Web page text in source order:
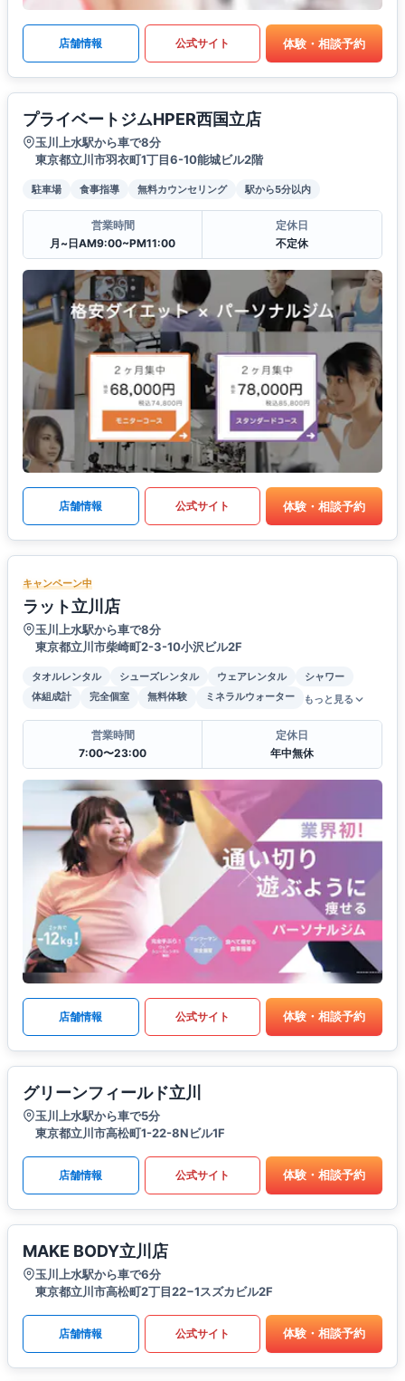
店舗情報 公式サイト 体験・相談予約
プライベートジムHPER西国立店
玉川上水駅から車で8分
東京都立川市羽衣町1丁目6-10能城ビル2階
駐車場 食事指導 無料カウンセリング 駅から5分以内
営業時間
月~日AM9:00~PM11:00
定休日
不定休
店舗情報 公式サイト 体験・相談予約
キャンペーン中
ラット立川店
玉川上水駅から車で8分
東京都立川市柴崎町2-3-10小沢ビル2F
タオルレンタル シューズレンタル ウェアレンタル
シャワー
体組成計
完全個室 無料体験 ミネラルウォーター もっと見る
営業時間
7:00〜23:00
定休日
年中無休
店舗情報 公式サイト 体験・相談予約
グリーンフィールド立川
玉川上水駅から車で5分
東京都立川市高松町1-22-8Nビル1F
店舗情報 公式サイト 体験・相談予約
MAKE BODY立川店
玉川上水駅から車で6分
東京都立川市高松町2丁目22−1スズカビル2F
店舗情報 公式サイト 体験・相談予約